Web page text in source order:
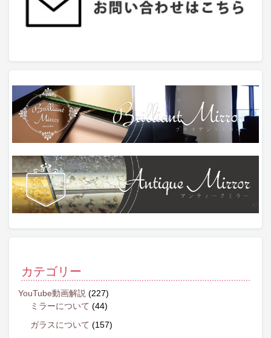
カテゴリー
YouTube動画解説 (227)
ミラーについて (44)
ガラスについて (157)